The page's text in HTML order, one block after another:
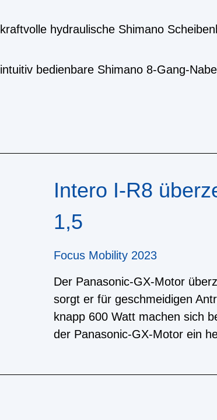
kraftvolle hydraulische Shimano
intuitiv bedienbare Shimano 8-Gang-
Intero I-R8
1,5
Focus Mobility 2023
Der Panasonic-GX-Motor
sorgt er für geschmeidigen
knapp 600 Watt machen sich
der Panasonic-GX-Motor ein